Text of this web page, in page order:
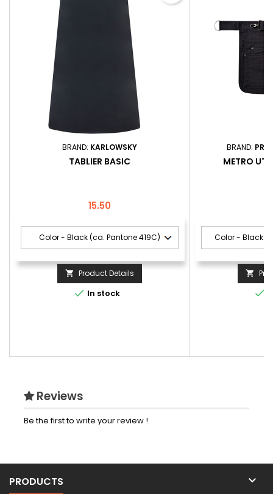
BRAND: KARLOWSKY
TABLIER BASIC
Price
15.50
 Product Details
 In stock
BRAND:
METRO


Reviews
Be the first to write your review !
PRODUCTS 